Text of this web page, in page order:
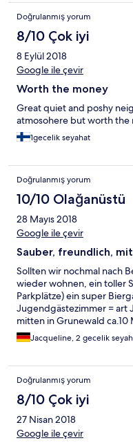
colleague would like it, I
would have preferred a
Doğrulanmış yorum
8/10 Çok iyi
8 Eylül 2018
Google ile çevir
Worth the money
Great quiet and poshy
atmosohere but worth the
1gecelik seyahat
Doğrulanmış yorum
10/10 Olağanüstü
28 Mayıs 2018
Google ile çevir
Sauber, freundlich,
Sollten wir nochmal nach
wieder wohnen, ein toller
Parkplätze) ein super
Jugendgästezimmer = art
mitten in Grunewald
Verkehr (ideal für Familien
weitläufig und eingezäunt
eine Fahrrad freundliche
zum Wannsee. Ca.5km
mitten in Berlin. Da es ein
und sauber. Die
Angestellten waren sehr
Restaurants zu empfehlen.
Jacqueline, 2 gecelik
Doğrulanmış yorum
8/10 Çok iyi
27 Nisan 2018
Google ile çevir